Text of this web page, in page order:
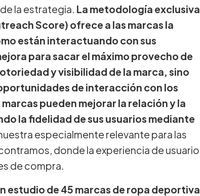
la estrategia. La metodología exclusiva
Score) ofrece a las marcas la
están interactuando con sus
para sacar el máximo provecho de
y visibilidad de la marca, sino
de interacción con los
pueden mejorar la relación y la
la fidelidad de sus usuarios mediante
especialmente relevante para las
donde la experiencia de usuario
de compra.
estudio de 45 marcas de ropa deportiva